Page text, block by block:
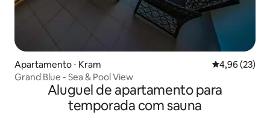
Apartamento ⋅ Kram 4,96 de uma
4,96 (23)
Grand Blue - Sea & Pool View
Aluguel de apartamento para
temporada com sauna